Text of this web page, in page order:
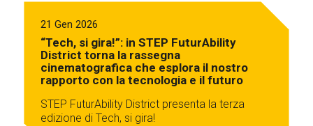
21 Gen 2026
“Tech, si gira!”: in STEP FuturAbility
District torna la rassegna
cinematografica che esplora il nostro
rapporto con la tecnologia e il futuro
STEP FuturAbility District presenta la terza
edizione di Tech, si gira!